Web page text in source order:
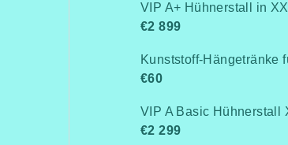
€2 899
€60
€2 299